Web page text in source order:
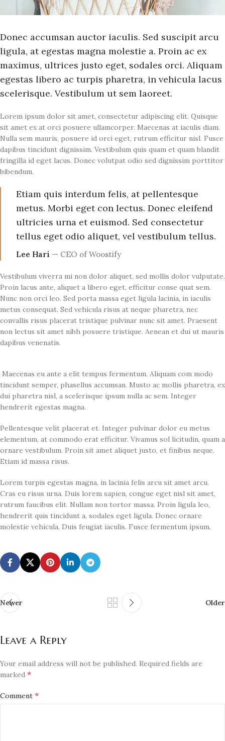
Donec accumsan auctor iaculis. Sed suscipit arcu
ligula, at egestas magna molestie a. Proin ac ex
maximus, ultrices justo eget, sodales orci. Aliquam
egestas libero ac turpis pharetra, in vehicula lacus
scelerisque. Vestibulum ut sem laoreet.
Lorem ipsum dolor sit amet, consectetur adipiscing elit. Quisque
sit amet ex at orci posuere ullamcorper. Maecenas at iaculis diam.
Nulla sem mauris, posuere id orci eget, rutrum efficitur nisl. Fusce
dapibus tincidunt dignissim. Vestibulum quis quam et quam blandit
fringilla id eget lacus. Donec volutpat odio sed dignissim porttitor
bibendum.
Etiam quis interdum felis, at pellentesque
metus. Morbi eget con lectus. Donec eleifend
ultricies urna et euismod. Sed consectetur
tellus eget odio aliquet, vel vestibulum tellus.
Lee Hari — CEO of Woostify
Vestibulum viverra mi non dolor aliquet, sed mollis dolor vulputate.
Proin lacus ante, aliquet a libero eget, efficitur conse quat sem.
Nunc non orci leo. Sed porta massa eget ligula lacinia, in iaculis
metus consequat. Sed vehicula risus at neque pharetra, nec
convallis risus placerat tristique pulvinar nunc sit amet. Praesent
non lectus sit amet nibh posuere tristique. Aenean et dui ut mauris
dapibus venenatis.
Maecenas eu ante a elit tempus fermentum. Aliquam com modo
tincidunt semper, phasellus accumsan. Musto ac mollis pharetra, ex
dui pharetra nisl, a scelerisque ipsum nulla ac sem. Integer
hendrerit egestas magna.
Pellentesque velit placerat et. Integer pulvinar dolor eu metus
elementum, at commodo erat efficitur. Vivamus sol licitudin, quam a
ornare vestibulum. Proin sit amet aliquet justo, et finibus neque.
Etiam id massa risus.
Lorem turpis egestas magna, in lacinia felis arcu sit amet arcu.
Cras eu risus urna. Duis lorem sapien, congue eget nisl sit amet,
rutrum faucibus elit. Nullam non tortor massa. Proin ligula leo,
hendrerit quis tincidunt a, sodales eget ligula. Donec ornare
molestie vehicula. Duis feugiat iaculis. Fusce fermentum ipsum.
Newer Older
Leave a Reply
Your email address will not be published. Required fields are
marked *
Comment *